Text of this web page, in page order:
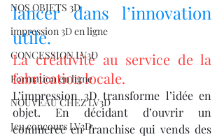
NOS OBJETS 3D
impression 3D en ligne
CONCESSION LV3D
Formation en ligne
NOUVEAU CHEZ LV3D
Jeu concours LV3D
lancer dans l’innovation
utile.
La créativité au service de la
fabrication locale.
L’impression 3D transforme l’idée en
objet. En décidant d’ouvrir un
commerce en franchise qui vends des